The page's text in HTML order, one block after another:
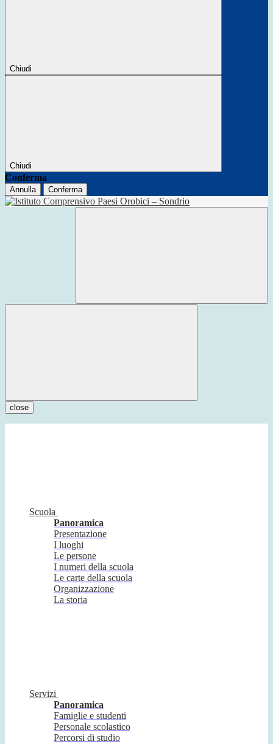
Chiudi
Chiudi
Conferma
Annulla Conferma
close
Scuola
Panoramica
Presentazione
I luoghi
Le persone
I numeri della scuola
Le carte della scuola
Organizzazione
La storia
Servizi
Panoramica
Famiglie e studenti
Personale scolastico
Percorsi di studio